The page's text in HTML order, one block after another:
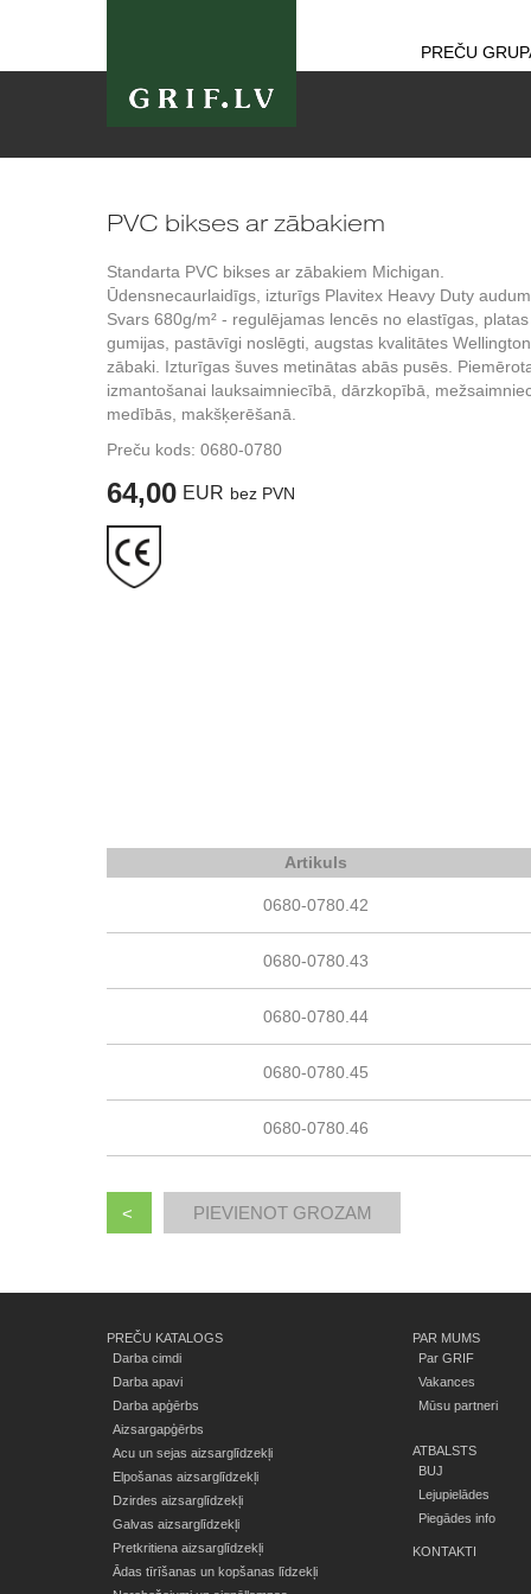
PREČU
PVC bikses ar zābakiem
Standarta PVC bikses ar zābakiem Michigan.
Ūdensnecaurlaidīgs, izturīgs Plavitex Heavy Duty
Svars 680g/m² - regulējamas lencēs no elastīgas, platas
gumijas, pastāvīgi noslēgti, augstas kvalitātes Wellington
zābaki. Izturīgas šuves metinātas abās pusēs.
izmantošanai lauksaimniecībā, dārzkopībā,
medībās, makšķerēšanā.
Preču kods: 0680-0780
64,00 EUR bez PVN
Artikuls
0680-0780.42
0680-0780.43
0680-0780.44
0680-0780.45
0680-0780.46
<
PREČU KATALOGS
Darba cimdi
Darba apavi
Darba apģērbs
Aizsargapģērbs
Acu un sejas aizsarglīdzekļi
Elpošanas aizsarglīdzekļi
Dzirdes aizsarglīdzekļi
Galvas aizsarglīdzekļi
Pretkritiena aizsarglīdzekļi
Ādas tīrīšanas un kopšanas līdzekļi
PAR MUMS
Par GRIF
Vakances
Mūsu partneri
ATBALSTS
BUJ
Lejupielādes
Piegādes info
KONTAKTI